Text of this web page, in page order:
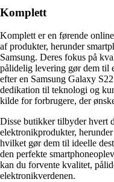
Komplett
Komplett er en førende
af produkter, herunder
Samsung. Deres fokus på
pålidelig levering gør dem til
efter en Samsung Galaxy
dedikation til teknologi og
kilde for forbrugere, der
Disse butikker tilbyder hvert
elektronikprodukter,
hvilket gør dem til ideelle
den perfekte
kan du forvente kvalitet,
elektronikverdenen.